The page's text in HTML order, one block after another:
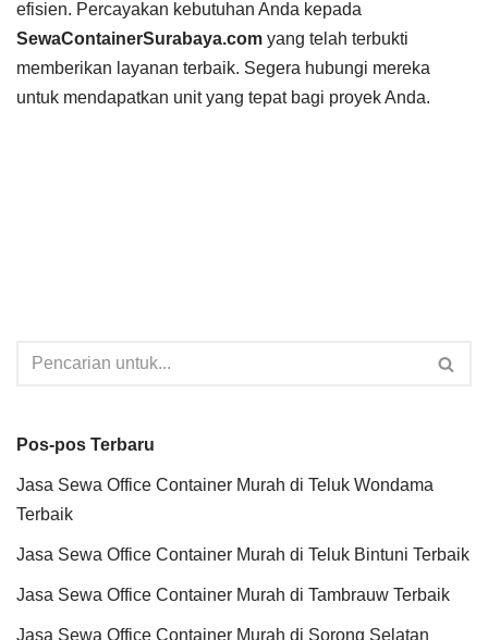
efisien. Percayakan kebutuhan Anda kepada
SewaContainerSurabaya.com yang telah terbukti
memberikan layanan terbaik. Segera hubungi mereka
untuk mendapatkan unit yang tepat bagi proyek Anda.
Pos-pos Terbaru
Jasa Sewa Office Container Murah di Teluk Wondama
Terbaik
Jasa Sewa Office Container Murah di Teluk Bintuni Terbaik
Jasa Sewa Office Container Murah di Tambrauw Terbaik
Jasa Sewa Office Container Murah di Sorong Selatan